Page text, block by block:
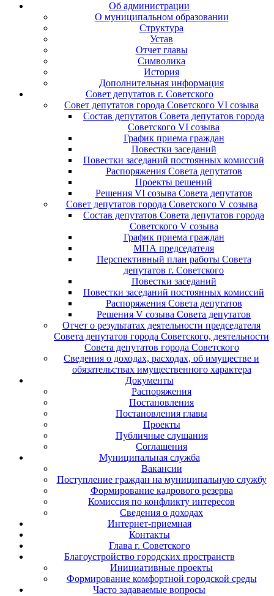
Об администрации
О муниципальном образовании
Структура
Устав
Отчет главы
Символика
История
Дополнительная информация
Совет депутатов г. Советского
Совет депутатов города Советского VI созыва
Состав депутатов Совета депутатов города
Советского VI созыва
График приема граждан
Повестки заседаний
Повестки заседаний постоянных комиссий
Распоряжения Совета депутатов
Проекты решений
Решения VI созыва Совета депутатов
Совет депутатов города Советского V созыва
Состав депутатов Совета депутатов города
Советского V созыва
График приема граждан
МПА председателя
Перспективный план работы Совета
депутатов г. Советского
Повестки заседаний
Повестки заседаний постоянных комиссий
Распоряжения Совета депутатов
Решения V созыва Совета депутатов
Отчет о результатах деятельности председателя
Совета депутатов города Советского, деятельности
Совета депутатов города Советского
Сведения о доходах, расходах, об имуществе и
обязательствах имущественного характера
Документы
Распоряжения
Постановления
Постановления главы
Проекты
Публичные слушания
Соглашения
Муниципальная служба
Вакансии
Поступление граждан на муниципальную службу
Формирование кадрового резерва
Комиссия по конфликту интересов
Сведения о доходах
Интернет-приемная
Контакты
Глава г. Советского
Благоустройство городских пространств
Инициативные проекты
Формирование комфортной городской среды
Часто задаваемые вопросы